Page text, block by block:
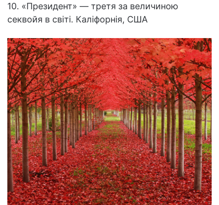
10. «Президент» — третя за величиною
секвойя в світі. Каліфорнія, США